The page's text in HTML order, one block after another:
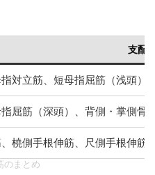
支配
対立筋、短母指屈筋（浅頭）
屈筋（深頭）、背側・掌側骨
橈側手根伸筋、尺側手根伸筋
のまとめ